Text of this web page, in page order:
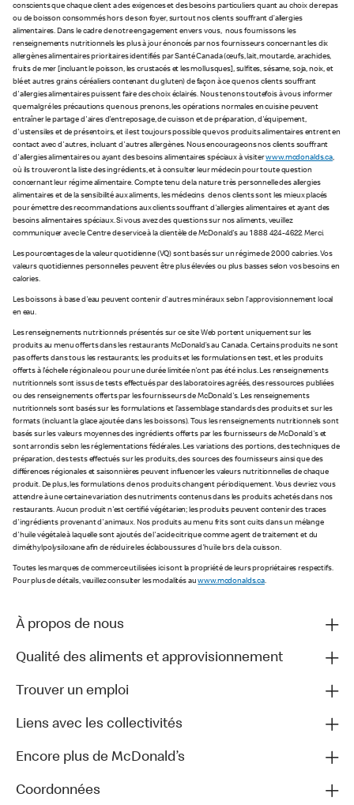
conscients que chaque client a des exigences et des besoins particuliers quant au choix de repas
ou de boisson consommés hors de son foyer, surtout nos clients souffrant d’allergies
alimentaires. Dans le cadre de notre engagement envers vous, nous fournissons les
renseignements nutritionnels les plus à jour énoncés par nos fournisseurs concernant les dix
allergènes alimentaires prioritaires identifiés par Santé Canada (œufs, lait, moutarde, arachides,
fruits de mer [incluant le poisson, les crustacés et les mollusques], sulfites, sésame, soja, noix, et
blé et autres grains céréaliers contenant du gluten) de façon à ce que nos clients souffrant
d'allergies alimentaires puissent faire des choix éclairés. Nous tenons toutefois à vous informer
que malgré les précautions que nous prenons, les opérations normales en cuisine peuvent
entraîner le partage d'aires d'entreposage, de cuisson et de préparation, d'équipement,
d'ustensiles et de présentoirs, et il est toujours possible que vos produits alimentaires entrent en
contact avec d'autres, incluant d'autres allergènes. Nous encourageons nos clients souffrant
d'allergies alimentaires ou ayant des besoins alimentaires spéciaux à visiterwww.mcdonalds.ca,
où ils trouveront la liste des ingrédients, et à consulter leur médecin pour toute question
concernant leur régime alimentaire. Compte tenu de la nature très personnelle des allergies
alimentaires et de la sensibilité aux aliments, les médecins de nos clients sont les mieux placés
pour émettre des recommandations aux clients souffrant d'allergies alimentaires et ayant des
besoins alimentaires spéciaux. Si vous avez des questions sur nos aliments, veuillez
communiquer avec le Centre de service à la clientèle de McDonald's au 1 888 424-4622. Merci.
Les pourcentages de la valeur quotidienne (VQ) sont basés sur un régime de 2 000 calories. Vos
valeurs quotidiennes personnelles peuvent être plus élevées ou plus basses selon vos besoins en
calories.
Les boissons à base d'eau peuvent contenir d'autres minéraux selon l’approvisionnement local
en eau.
Les renseignements nutritionnels présentés sur ce site Web portent uniquement sur les
produits au menu offerts dans les restaurants McDonald’s au Canada. Certains produits ne sont
pas offerts dans tous les restaurants; les produits et les formulations en test, et les produits
offerts à l'échelle régionale ou pour une durée limitée n'ont pas été inclus. Les renseignements
nutritionnels sont issus de tests effectués par des laboratoires agréés, des ressources publiées
ou des renseignements offerts par les fournisseurs de McDonald's. Les renseignements
nutritionnels sont basés sur les formulations et l’assemblage standards des produits et sur les
formats (incluant la glace ajoutée dans les boissons). Tous les renseignements nutritionnels sont
basés sur les valeurs moyennes des ingrédients offerts par les fournisseurs de McDonald's et
sont arrondis selon les réglementations fédérales. Les variations des portions, des techniques de
préparation, des tests effectués sur les produits, des sources des fournisseurs ainsi que des
différences régionales et saisonnières peuvent influencer les valeurs nutritionnelles de chaque
produit. De plus, les formulations de nos produits changent périodiquement. Vous devriez vous
attendre à une certaine variation des nutriments contenus dans les produits achetés dans nos
restaurants. Aucun produit n'est certifié végétarien; les produits peuvent contenir des traces
d'ingrédients provenant d'animaux. Nos produits au menu frits sont cuits dans un mélange
d'huile végétale à laquelle sont ajoutés de l'acide citrique comme agent de traitement et du
diméthylpolysiloxane afin de réduire les éclaboussures d'huile lors de la cuisson.
Toutes les marques de commerce utilisées ici sont la propriété de leurs propriétaires respectifs.
Pour plus de détails, veuillez consulter les modalités auwww.mcdonalds.ca.
À propos de nous
Qualité des aliments et approvisionnement
Trouver un emploi
Liens avec les collectivités
Encore plus de McDonald’s
Coordonnées